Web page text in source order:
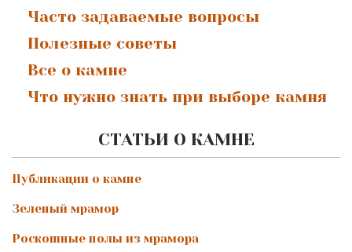
Часто задаваемые вопросы
Полезные советы
Все о камне
Что нужно знать при выборе камня
СТАТЬИ О КАМНЕ
Публикации о камне
Зеленый мрамор
Роскошные полы из мрамора